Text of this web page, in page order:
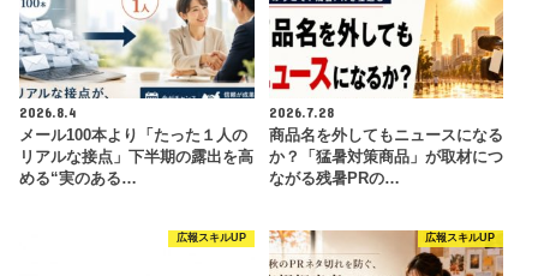
2026.8.4
メール100本より「たった１人の
リアルな接点」下半期の露出を高
める“実のある…
2026.7.28
商品名を外してもニュースになる
か？「猛暑対策商品」が取材につ
ながる残暑PRの…
広報スキルUP 広報スキルUP